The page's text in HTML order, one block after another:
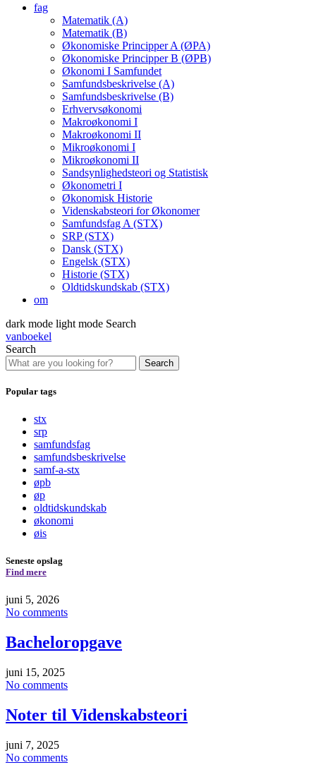
fag
Matematik (A)
Matematik (B)
Økonomiske Principper A (ØPA)
Økonomiske Principper B (ØPB)
Økonomi I Samfundet
Samfundsbeskrivelse (A)
Samfundsbeskrivelse (B)
Erhvervsøkonomi
Makroøkonomi I
Makroøkonomi II
Mikroøkonomi I
Mikroøkonomi II
Sandsynlighedsteori og Statistisk
Økonometri I
Økonomisk Historie
Videnskabsteori for Økonomer
Samfundsfag A (STX)
SRP (STX)
Dansk (STX)
Engelsk (STX)
Historie (STX)
Oldtidskundskab (STX)
om
dark mode light mode Search
vanboekel
Search
Search
Popular tags
stx
srp
samfundsfag
samfundsbeskrivelse
samf-a-stx
øpb
øp
oldtidskundskab
økonomi
øis
Seneste opslag
Find mere
juni 5, 2026
No comments
Bacheloropgave
juni 15, 2025
No comments
Noter til Videnskabsteori
juni 7, 2025
No comments